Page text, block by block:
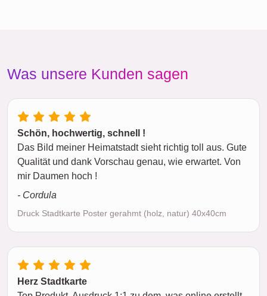
Was unsere Kunden sagen
Schön, hochwertig, schnell !
Das Bild meiner Heimatstadt sieht richtig toll aus. Gute
Qualität und dank Vorschau genau, wie erwartet. Von
mir Daumen hoch !
- Cordula
Druck Stadtkarte Poster gerahmt (holz, natur) 40x40cm
Herz Stadtkarte